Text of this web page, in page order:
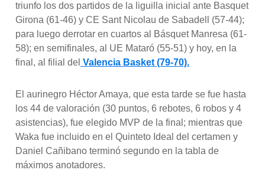
triunfo los dos partidos de la liguilla inicial ante Basquet
Girona (61-46) y CE Sant Nicolau de Sabadell (57-44);
para luego derrotar en cuartos al Básquet Manresa (61-
58); en semifinales, al UE Mataró (55-51) y hoy, en la
final, al filial del Valencia Basket (79-70).
El aurinegro Héctor Amaya, que esta tarde se fue hasta
los 44 de valoración (30 puntos, 6 rebotes, 6 robos y 4
asistencias), fue elegido MVP de la final; mientras que
Waka fue incluido en el Quinteto Ideal del certamen y
Daniel Cañibano terminó segundo en la tabla de
máximos anotadores.